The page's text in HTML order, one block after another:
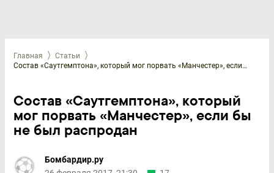
Главная
Статьи
Состав «Саутгемптона», который мог порвать «Манчестер», если бы не был распродан
Состав «Саутгемптона», который
мог порвать «Манчестер», если бы
не был распродан
Бомбардир.ру